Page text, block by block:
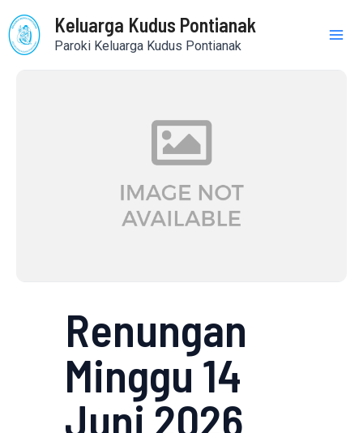
to
content
Keluarga Kudus Pontianak
Paroki Keluarga Kudus Pontianak
Renungan
Minggu 14
Juni 2026